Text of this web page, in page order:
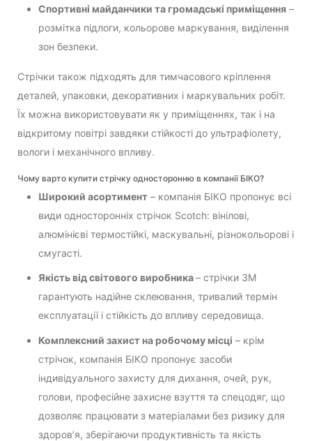
Спортивні майданчики та громадські приміщення –
розмітка підлоги, кольорове маркування, виділення
зон безпеки.
Стрічки також підходять для тимчасового кріплення
деталей, упаковки, декоративних і маркувальних робіт.
Їх можна використовувати як у приміщеннях, так і на
відкритому повітрі завдяки стійкості до ультрафіолету,
вологи і механічного впливу.
Чому варто купити стрічку односторонню в компанії БІКО?
Широкий асортимент – компанія БІКО пропонує всі
види односторонніх стрічок Scotch: вінілові,
алюмінієві термостійкі, маскувальні, різнокольорові і
смугасті.
Якість від світового виробника– стрічки 3М
гарантують надійне склеювання, тривалий термін
експлуатації і стійкість до впливу середовища.
Комплексний захист на робочому місці – крім
стрічок, компанія БІКО пропонує засоби
індивідуального захисту для дихання, очей, рук,
голови, професійне захисне взуття та спецодяг, що
дозволяє працювати з матеріалами без ризику для
здоров’я, зберігаючи продуктивність та якість